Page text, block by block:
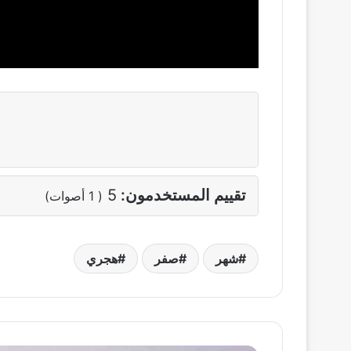
تقييم المستخدمون: 5
(
1 أصوات)
شهر صفر هجري